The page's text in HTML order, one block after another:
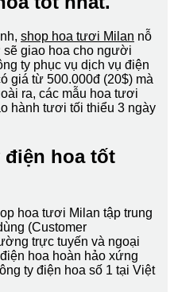
shop hoa tươi Milan nỗ
sẽ giao hoa cho người
ty phục vụ dịch vụ điện
giá từ 500.000đ (20$) mà
ra, các mẫu hoa tươi
hành tươi tối thiểu 3 ngày
hoa tốt
hoa tươi Milan tập trung
(Customer
trực tuyến và ngoại
hoa hoàn hảo xứng
ty điện hoa số 1 tại Việt